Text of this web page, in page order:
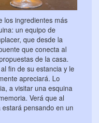
los ingredientes más
un equipo de
que desde la
que conecta al
de la casa.
fin de su estancia y le
apreciará. Lo
a visitar una esquina
Verá que al
pensando en un